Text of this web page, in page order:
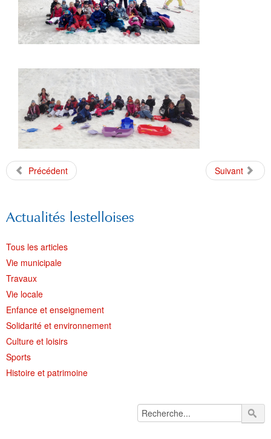
Précédent Suivant
Actualités lestelloises
Tous les articles
Vie municipale
Travaux
Vie locale
Enfance et enseignement
Solidarité et environnement
Culture et loisirs
Sports
Histoire et patrimoine